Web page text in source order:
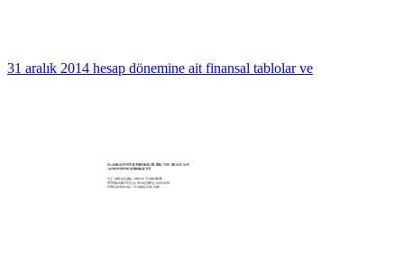
31 aralık 2014 hesap dönemine ait finansal tablolar ve